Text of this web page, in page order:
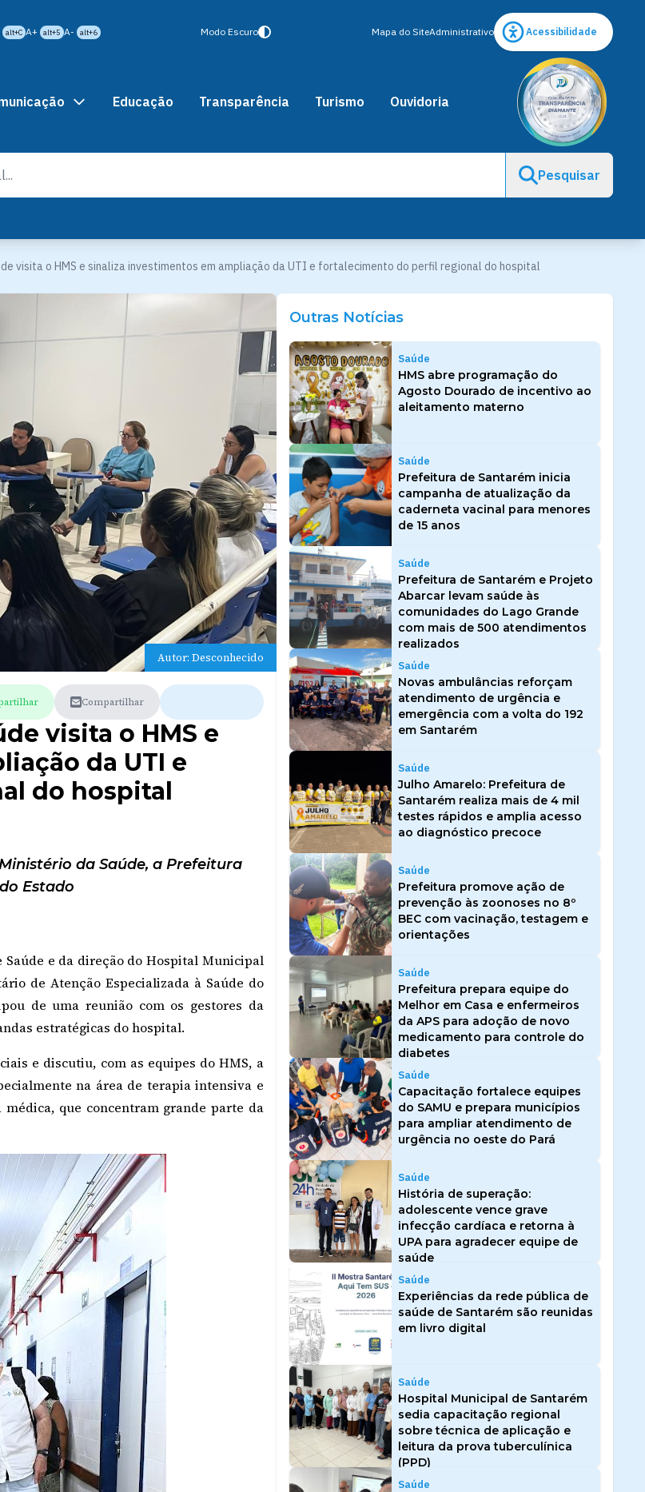
alt+C A+ alt+5 A- alt+6 Modo Escuro Mapa do SiteAdministrativo Acessibilidade
Educação Transparência Turismo Ouvidoria
Pesquisar
visita o HMS e sinaliza investimentos em ampliação da UTI e fortalecimento do perfil regional do hospital
Autor: Desconhecido
Compartilhar
visita o HMS e
da UTI e
do hospital
da Saúde, a Prefeitura
Estado
e da direção do Hospital Municipal
de Atenção Especializada à Saúde do
de uma reunião com os gestores da
estratégicas do hospital.
e discutiu, com as equipes do HMS, a
na área de terapia intensiva e
que concentram grande parte da
Outras Notícias
Saúde
HMS abre programação do
Agosto Dourado de incentivo ao
aleitamento materno
Saúde
Prefeitura de Santarém inicia
campanha de atualização da
caderneta vacinal para menores
de 15 anos
Saúde
Prefeitura de Santarém e Projeto
Abarcar levam saúde às
comunidades do Lago Grande
com mais de 500 atendimentos
realizados
Saúde
Novas ambulâncias reforçam
atendimento de urgência e
emergência com a volta do 192
em Santarém
Saúde
Julho Amarelo: Prefeitura de
Santarém realiza mais de 4 mil
testes rápidos e amplia acesso
ao diagnóstico precoce
Saúde
Prefeitura promove ação de
prevenção às zoonoses no 8º
BEC com vacinação, testagem e
orientações
Saúde
Prefeitura prepara equipe do
Melhor em Casa e enfermeiros
da APS para adoção de novo
medicamento para controle do
diabetes
Saúde
Capacitação fortalece equipes
do SAMU e prepara municípios
para ampliar atendimento de
urgência no oeste do Pará
Saúde
História de superação:
adolescente vence grave
infecção cardíaca e retorna à
UPA para agradecer equipe de
saúde
Saúde
Experiências da rede pública de
saúde de Santarém são reunidas
em livro digital
Saúde
Hospital Municipal de Santarém
sedia capacitação regional
sobre técnica de aplicação e
leitura da prova tuberculínica
(PPD)
Saúde